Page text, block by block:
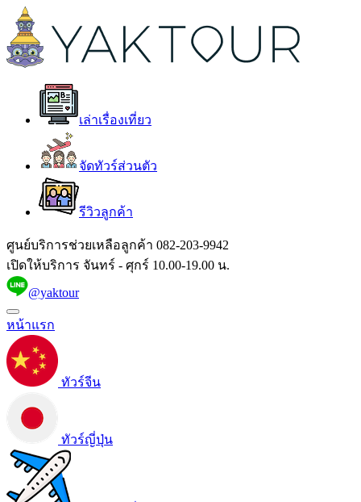
เล่าเรื่องเที่ยว
จัดทัวร์ส่วนตัว
รีวิวลูกค้า
ศูนย์บริการช่วยเหลือลูกค้า 082-203-9942
เปิดให้บริการ จันทร์ - ศุกร์ 10.00-19.00 น.
@yaktour
หน้าแรก
ทัวร์จีน
ทัวร์ญี่ปุ่น